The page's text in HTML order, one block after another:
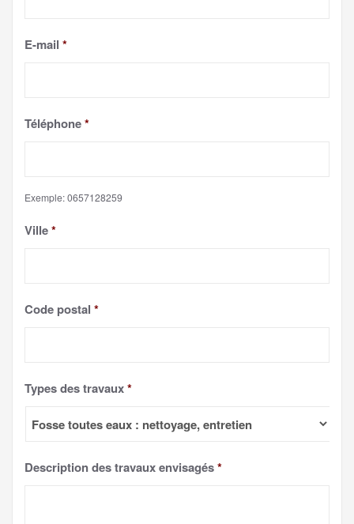
E-mail *
Téléphone*
Exemple: 0657128259
Ville*
Code postal *
Types des travaux*
Description des travaux envisagés*